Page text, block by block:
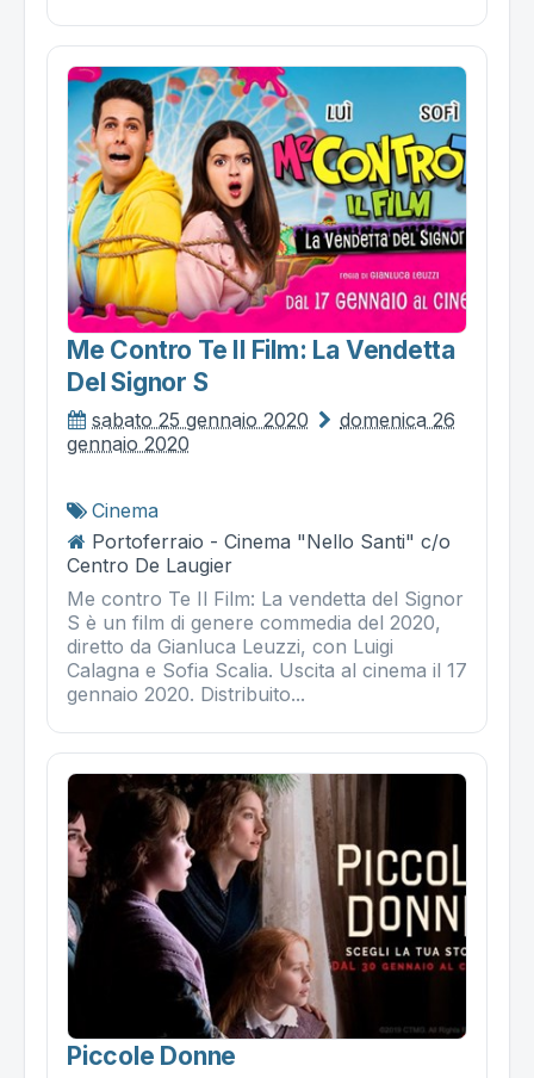
Me Contro Te Il Film: La Vendetta
Del Signor S
sabato 25 gennaio 2020
domenica 26
gennaio 2020
Cinema
Portoferraio - Cinema "Nello Santi" c/o
Centro De Laugier
Me contro Te Il Film: La vendetta del Signor
S è un film di genere commedia del 2020,
diretto da Gianluca Leuzzi, con Luigi
Calagna e Sofia Scalia. Uscita al cinema il 17
gennaio 2020. Distribuito...
Piccole Donne